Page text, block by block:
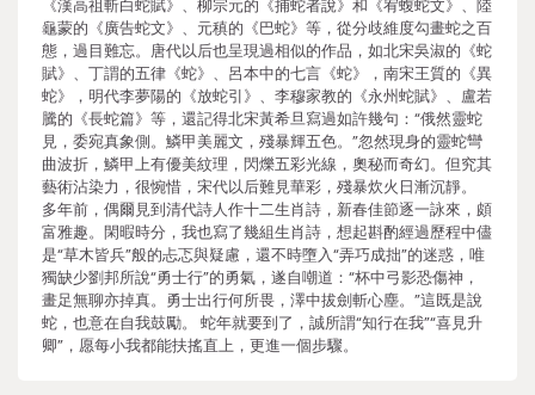
《漢高祖斬白蛇賦》、柳宗元的《捕蛇者說》和《宥蝮蛇文》、陸
龜蒙的《廣告蛇文》、元稹的《巴蛇》等，從分歧維度勾畫蛇之百
態，過目難忘。唐代以后也呈現過相似的作品，如北宋吳淑的《蛇
賦》、丁謂的五律《蛇》、呂本中的七言《蛇》，南宋王質的《異
蛇》，明代李夢陽的《放蛇引》、李穆家教的《永州蛇賦》、盧若
騰的《長蛇篇》等，還記得北宋黃希旦寫過如許幾句：“俄然靈蛇
見，委宛真象側。鱗甲美麗文，殘暴輝五色。”忽然現身的靈蛇彎
曲波折，鱗甲上有優美紋理，閃爍五彩光線，奧秘而奇幻。但究其
藝術沾染力，很惋惜，宋代以后難見華彩，殘暴炊火日漸沉靜。
多年前，偶爾見到清代詩人作十二生肖詩，新春佳節逐一詠來，頗
富雅趣。閑暇時分，我也寫了幾組生肖詩，想起斟酌經過歷程中儘
是“草木皆兵”般的忐忑與疑慮，還不時墮入“弄巧成拙”的迷惑，唯
獨缺少劉邦所說“勇士行”的勇氣，遂自嘲道：“杯中弓影恐傷神，
畫足無聊亦掉真。勇士出行何所畏，澤中拔劍斬心塵。”這既是說
蛇，也意在自我鼓勵。 蛇年就要到了，誠所謂“知行在我”“喜見升
卿”，愿每小我都能扶搖直上，更進一個步驟。